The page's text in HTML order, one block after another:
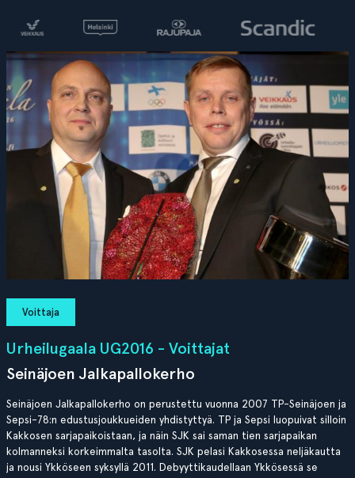
Voittaja
Urheilugaala UG2016 - Voittajat
Seinäjoen Jalkapallokerho
Seinäjoen Jalkapallokerho on perustettu vuonna 2007 TP-Seinäjoen ja
Sepsi-78:n edustusjoukkueiden yhdistyttyä. TP ja Sepsi luopuivat silloin
Kakkosen sarjapaikoistaan, ja näin SJK sai saman tien sarjapaikan
kolmanneksi korkeimmalta tasolta. SJK pelasi Kakkosessa neljäkautta
ja nousi Ykköseen syksyllä 2011. Debyyttikaudellaan Ykkösessä se